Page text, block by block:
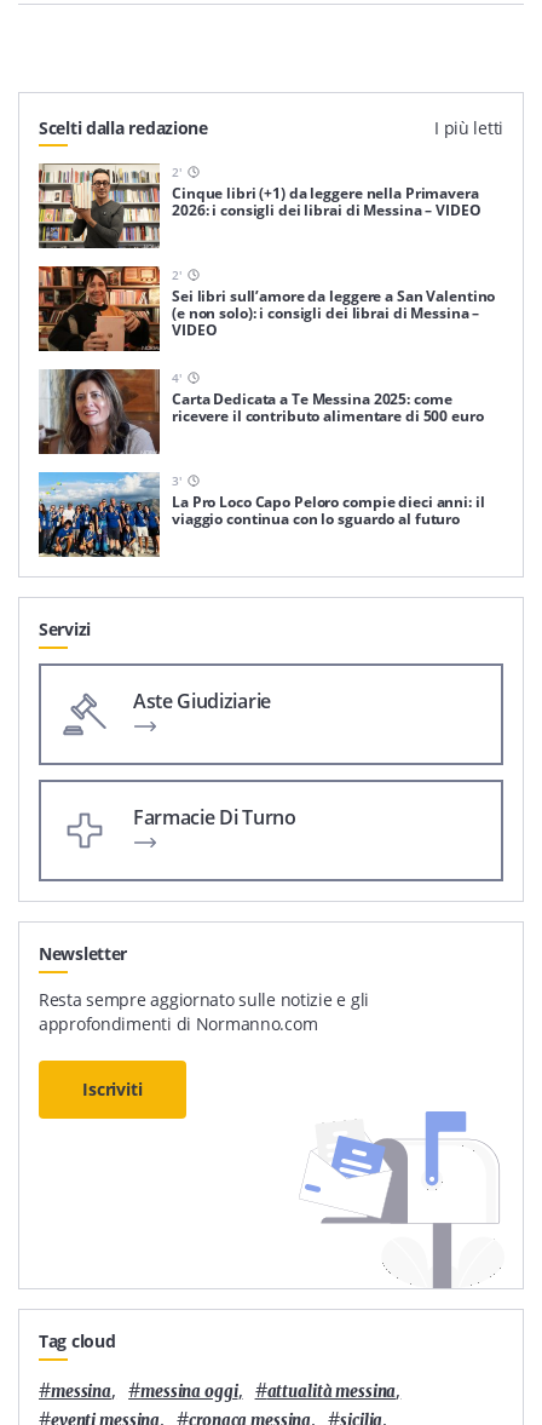
Scelti dalla redazione I più letti
2'
Cinque libri (+1) da leggere nella Primavera
2026: i consigli dei librai di Messina – VIDEO
2'
Sei libri sull’amore da leggere a San Valentino
(e non solo): i consigli dei librai di Messina –
VIDEO
4'
Carta Dedicata a Te Messina 2025: come
ricevere il contributo alimentare di 500 euro
3'
La Pro Loco Capo Peloro compie dieci anni: il
viaggio continua con lo sguardo al futuro
Servizi
Aste Giudiziarie
Farmacie Di Turno
Newsletter
Resta sempre aggiornato sulle notizie e gli
approfondimenti di Normanno.com
Iscriviti
Tag cloud
#messina, #messina oggi, #attualità messina,
#
, # , #
,